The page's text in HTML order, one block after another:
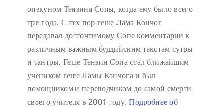
опекуном Тензина Сопы, когда ему было всего
три года. С тех пор геше Лама Кончог
передавал досточтимому Сопе комментарии к
различным важным буддийским текстам сутры
и тантры. Геше Тензин Сопа стал ближайшим
учеником геше Ламы Кончога и был
помощником и переводчиком до самой смерти
своего учителя в 2001 году.Подробнее об